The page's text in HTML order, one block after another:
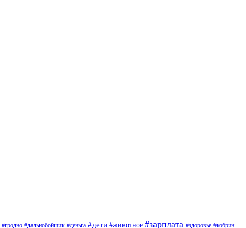
#гродно #дальнобойщик #деньга #дети #животное #зарплата #здоровье #кобрин